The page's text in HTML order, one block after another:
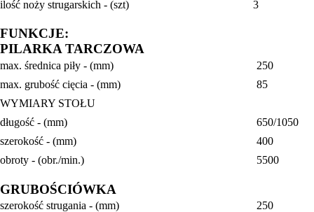
ilość noży strugarskich - (szt)
3
FUNKCJE:
PILARKA TARCZOWA
max. średnica piły - (mm)
250
max. grubość cięcia - (mm)
85
WYMIARY STOŁU
długość - (mm)
650/1050
szerokość - (mm)
400
obroty - (obr./min.)
5500
GRUBOŚCIÓWKA
szerokość strugania - (mm)
250